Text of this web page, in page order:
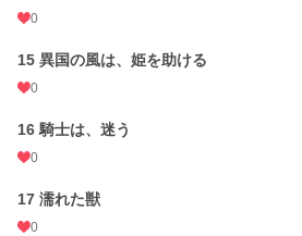
0
15 異国の風は、姫を助ける
0
16 騎士は、迷う
0
17 濡れた獣
0